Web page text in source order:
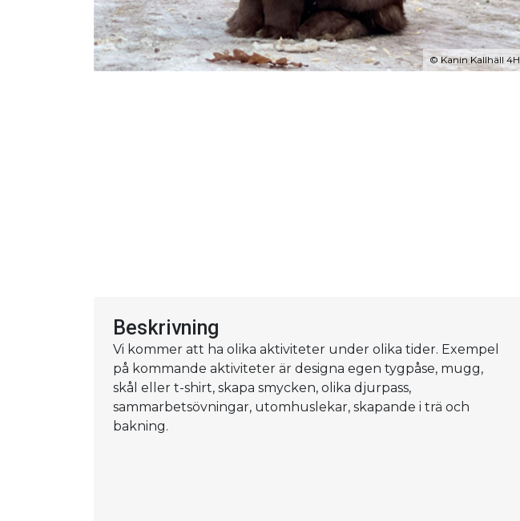
© Kanin Kallhäll 4H
Beskrivning
Vi kommer att ha olika aktiviteter under olika tider. Exempel
på kommande aktiviteter är designa egen tygpåse, mugg,
skål eller t-shirt, skapa smycken, olika djurpass,
sammarbetsövningar, utomhuslekar, skapande i trä och
bakning.